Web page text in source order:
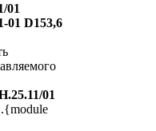
01
01 D153,6
01